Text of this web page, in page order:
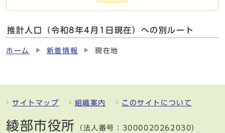
推計人口（令和8年4月1日現在）への別ルート
ホーム 新着情報 現在地
サイトマップ 組織案内 このサイトについて
綾部市役所 （法人番号：3000020262030）